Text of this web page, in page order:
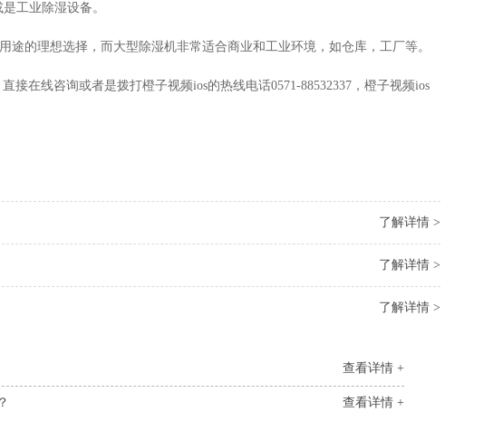
业除湿设备。
选择，而大型除湿机非常适合商业和工业环境，如仓库，工厂等。
接在线咨询或者是拨打橙子视频ios的热线电话0571-88532337，橙子视频ios
了解详情 >
了解详情 >
了解详情 >
查看详情 +
查看详情 +